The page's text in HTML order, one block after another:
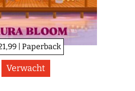
| Paperback
Verwacht